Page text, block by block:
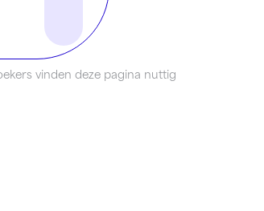
vinden deze pagina nuttig